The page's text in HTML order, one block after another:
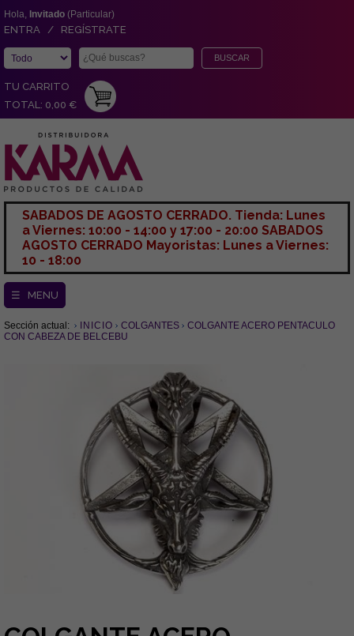
Hola, Invitado (Particular)
ENTRA / REGÍSTRATE
TU CARRITO
TOTAL: 0,00 €
SABADOS DE AGOSTO CERRADO. Tienda: Lunes
a Viernes: 10:00 - 14:00 y 17:00 - 20:00 SABADOS
AGOSTO CERRADO Mayoristas: Lunes a Viernes:
10 - 18:00
☰ MENU
Sección actual: INICIO COLGANTES
COLGANTE ACERO PENTACULO
CON CABEZA DE BELCEBU